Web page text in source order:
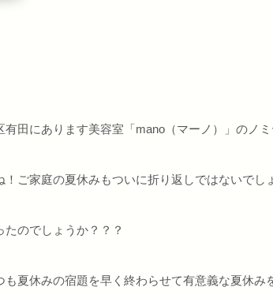
有田にあります美容室「mano（マーノ）」のノ
！ご家庭の夏休みもついに折り返しではないでし
のでしょうか？？？
も夏休みの宿題を早く終わらせて有意義な夏休